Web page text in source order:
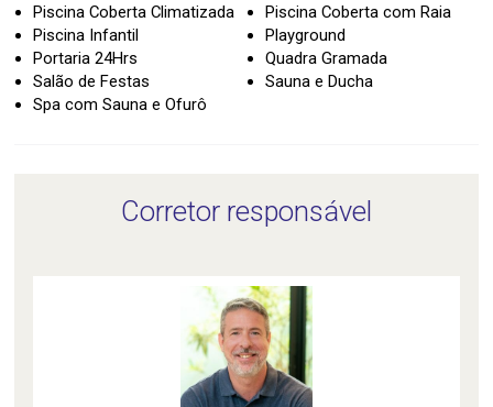
Piscina Coberta Climatizada
Piscina Coberta com Raia
Piscina Infantil
Playground
Portaria 24Hrs
Quadra Gramada
Salão de Festas
Sauna e Ducha
Spa com Sauna e Ofurô
Corretor responsável